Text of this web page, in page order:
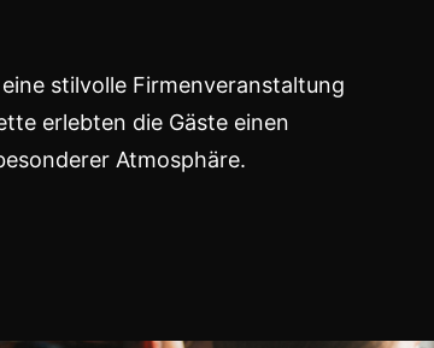
stilvolle Firmenveranstaltung
erlebten die Gäste einen
Atmosphäre.